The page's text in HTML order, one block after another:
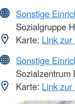
Sonstige
Sozialgruppe
Karte: Link
Sonstige
Sozialzentrum
Karte: Link